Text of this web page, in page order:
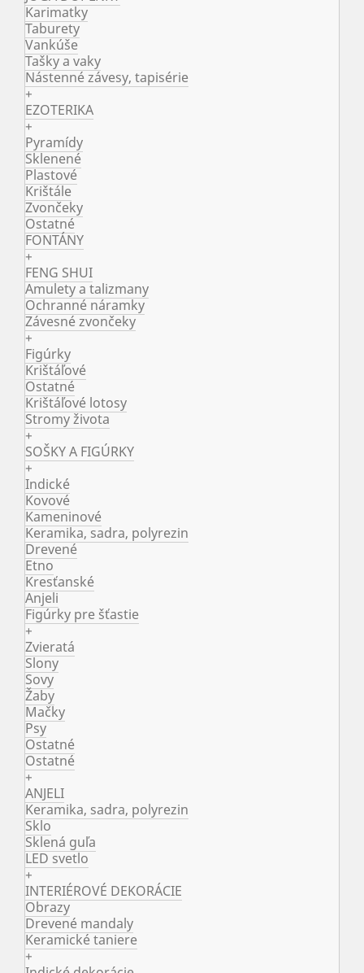
Karimatky
Taburety
Vankúše
Tašky a vaky
Nástenné závesy, tapisérie
+
EZOTERIKA
+
Pyramídy
Sklenené
Plastové
Krištále
Zvončeky
Ostatné
FONTÁNY
+
FENG SHUI
Amulety a talizmany
Ochranné náramky
Závesné zvončeky
+
Figúrky
Krištáľové
Ostatné
Krištáľové lotosy
Stromy života
+
SOŠKY A FIGÚRKY
+
Indické
Kovové
Kameninové
Keramika, sadra, polyrezin
Drevené
Etno
Kresťanské
Anjeli
Figúrky pre šťastie
+
Zvieratá
Slony
Sovy
Žaby
Mačky
Psy
Ostatné
Ostatné
+
ANJELI
Keramika, sadra, polyrezin
Sklo
Sklená guľa
LED svetlo
+
INTERIÉROVÉ DEKORÁCIE
Obrazy
Drevené mandaly
Keramické taniere
+